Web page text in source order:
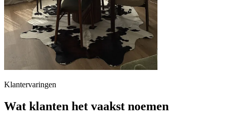
Klantervaringen
Wat klanten het vaakst noemen